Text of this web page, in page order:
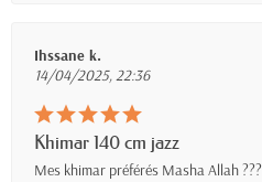
Ihssane k.
14/04/2025, 22:36
Khimar 140 cm jazz
Mes khimar préférés Masha Allah